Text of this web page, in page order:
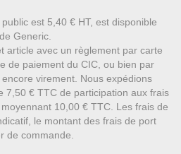
est 5,40 € HT, est disponible
Generic.
article avec un règlement par carte
de paiement du CIC, ou bien par
virement. Nous expédions
7,50 € TTC de participation aux frais
10,00 € TTC. Les frais de
le montant des frais de port
de commande.